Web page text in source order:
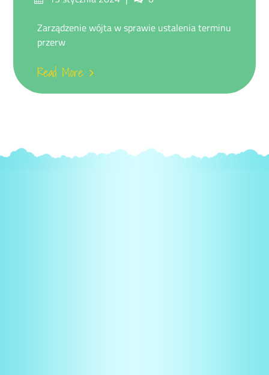
Zarządzenie wójta w sprawie ustalenia terminu
przerw
Read More